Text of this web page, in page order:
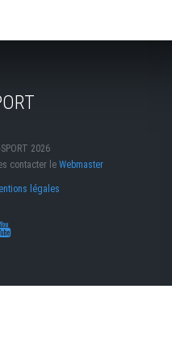
2026
contacter le Webmaster
légales